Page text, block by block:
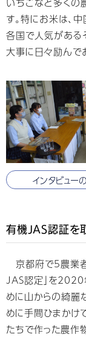
す。特にお米は、
各国で人気がある
大事に日々励んで
インタビュー
有機JAS認証を
京都府で5農業
JAS認定」を2020
めに山からの綺麗
めに手間ひまかけ
たちで作った農作